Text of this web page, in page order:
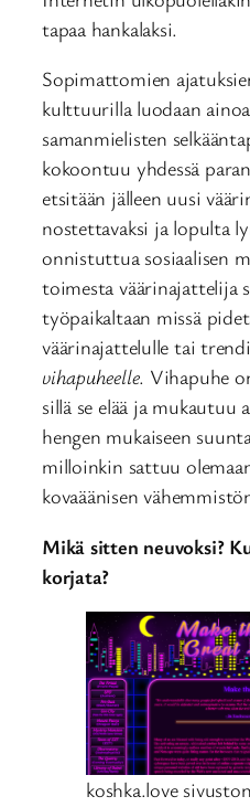
tapaa hankalaksi.
Sopimattomien
kulttuurilla luodaan
samanmielisten
kokoontuu yhdessä
etsitään jälleen uusi
nostettavaksi ja lopulta
onnistuttua sosiaalisen
toimesta väärinajattelija
työpaikaltaan missä
väärinajattelulle tai
vihapuheelle. Vihapuhe
sillä se elää ja mukautuu
hengen mukaiseen
milloinkin sattuu
kovaäänisen
Mikä sitten neuvoksi?
korjata?
koshka.love